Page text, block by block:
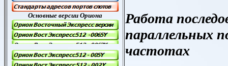
Работа
параллельных
частотах